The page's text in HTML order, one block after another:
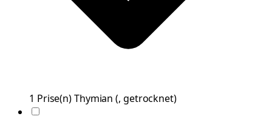
1 Prise(n)Thymian (, getrocknet)